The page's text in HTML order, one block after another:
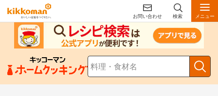
お問い合わせ 検索 メニュー